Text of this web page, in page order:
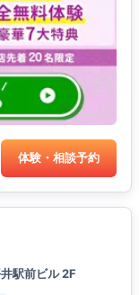
体験・相談予約
駅前ビル 2F